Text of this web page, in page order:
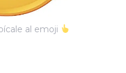
al emoji